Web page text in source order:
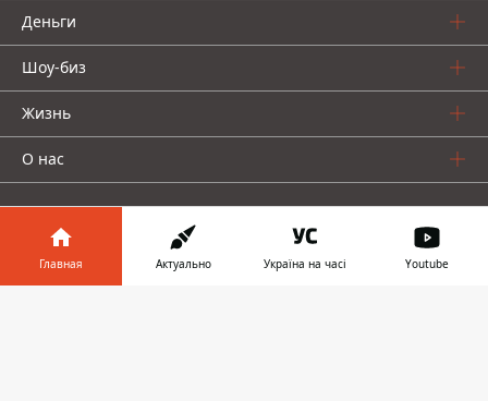
Деньги
Шоу-биз
Жизнь
О нас
Главная Актуально Україна на часі Youtube